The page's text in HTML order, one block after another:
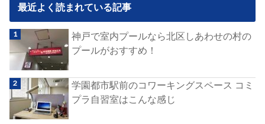
最近よく読まれている記事
神戸で室内プールなら北区しあわせの村の
プールがおすすめ！
学園都市駅前のコワーキングスペース コミ
プラ自習室はこんな感じ